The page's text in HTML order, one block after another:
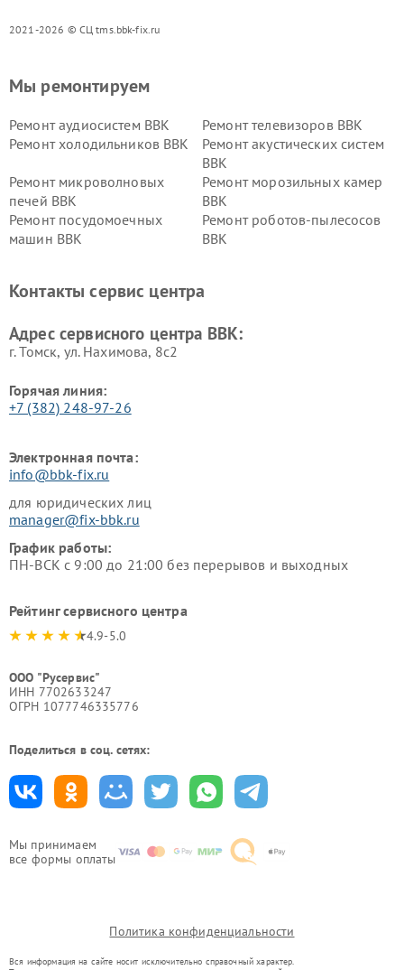
2021-2026 © СЦ tms.bbk-fix.ru
Мы принимаем
все формы оплаты
Мы ремонтируем
Ремонт аудиосистем BBK
Ремонт телевизоров BBK
Ремонт холодильников BBK
Ремонт акустических систем
BBK
Ремонт микроволновых
печей BBK
Ремонт морозильных камер
BBK
Ремонт посудомоечных
машин BBK
Ремонт роботов-пылесосов
BBK
Ремонт винных шкафов BBK
Контакты сервис центра
Адрес сервисного центра BBK:
г. Томск, ул. Нахимова, 8с2
Горячая линия:
+7 (382) 248-97-26
Электронная почта:
info@bbk-fix.ru
для юридических лиц
manager@fix-bbk.ru
График работы:
ПН-ВСК с 9:00 до 21:00 без перерывов и выходных
Рейтинг сервисного центра
4.9-5.0
ООО "Русервис"
ИНН 7702633247
ОГРН 1077746335776
Поделиться в соц. сетях:
Политика конфиденциальности
Вся информация на сайте носит исключительно справочный характер.